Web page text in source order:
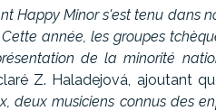
Happy Minor s'est tenu dans
année, les groupes
de la minorité
Z. Haladejová, ajoutant
deux musiciens connus des